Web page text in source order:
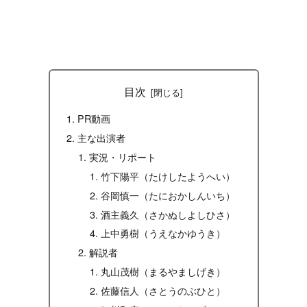
目次
PR動画
主な出演者
実況・リポート
竹下陽平（たけしたようへい）
谷岡慎一（たにおかしんいち）
酒主義久（さかぬしよしひさ）
上中勇樹（うえなかゆうき）
解説者
丸山茂樹（まるやましげき）
佐藤信人（さとうのぶひと）